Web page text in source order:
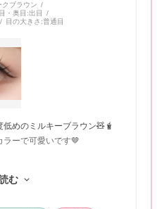
クブラウン
・奥目:出目
目の大きさ:普通目
めのミルキーブラウン🧸🧋
ーで可愛いです🤎
む